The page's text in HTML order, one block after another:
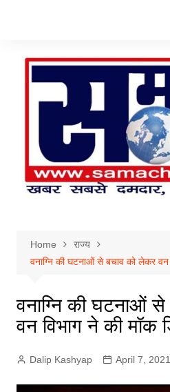
Home
राज्य
वनाग्नि की घटनाओं से बचाव को लेकर वन
वनाग्नि की घटनाओं
वन विभाग ने की मॉक
Dalip Kashyap April 7, 2021